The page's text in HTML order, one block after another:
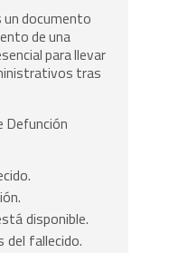
un documento
de una
para llevar
tras
Defunción
disponible.
fallecido.